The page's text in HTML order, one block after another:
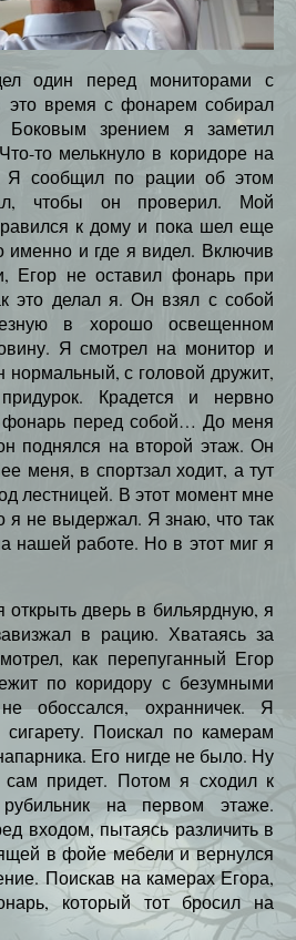
один перед мониторами с
это время с фонарем собирал
Боковым зрением я заметил
то мелькнуло в коридоре на
Я сообщил по рации об этом
чтобы он проверил. Мой
к дому и пока шел еще
именно и где я видел. Включив
Егор не оставил фонарь при
это делал я. Он взял с собой
в хорошо освещенном
Я смотрел на монитор и
нормальный, с головой дружит,
Крадется и нервно
фонарь перед собой… До меня
поднялся на второй этаж. Он
меня, в спортзал ходит, а тут
лестницей. В этот момент мне
я не выдержал. Я знаю, что так
нашей работе. Но в этот миг я
открыть дверь в бильярдную, я
в рацию. Хватаясь за
как перепуганный Егор
по коридору с безумными
обоссался, охранничек. Я
сигарету. Поискал по камерам
Его нигде не было. Ну
сам придет. Потом я сходил к
на первом этаже.
входом, пытаясь различить в
в фойе мебели и вернулся
Поискав на камерах Егора,
который тот бросил на